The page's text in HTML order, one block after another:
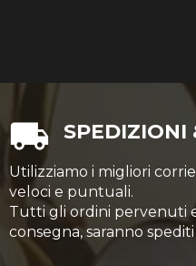
SPEDIZIONI
Utilizziamo i migliori
veloci e puntuali.
Tutti gli ordini pervenuti
consegna, saranno